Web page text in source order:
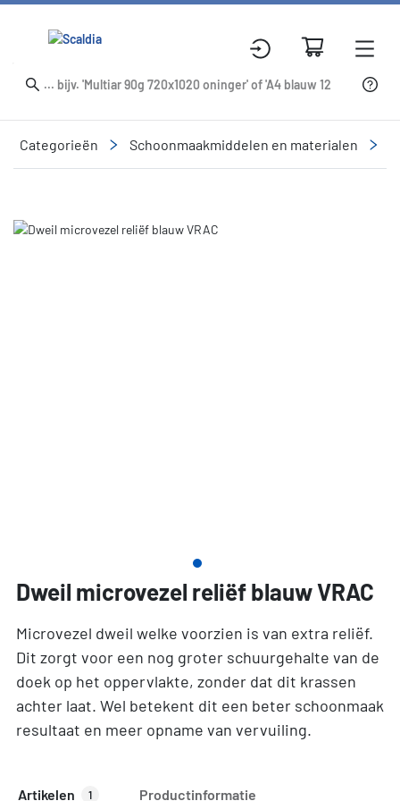
Categorieën Schoonmaakmiddelen en materialen
Slide 1 of 1
Dweil microvezel reliëf blauw VRAC
Microvezel dweil welke voorzien is van extra reliëf.
Dit zorgt voor een nog groter schuurgehalte van de
doek op het oppervlakte, zonder dat dit krassen
achter laat. Wel betekent dit een beter schoonmaak
resultaat en meer opname van vervuiling.
Artikelen 1 Productinformatie